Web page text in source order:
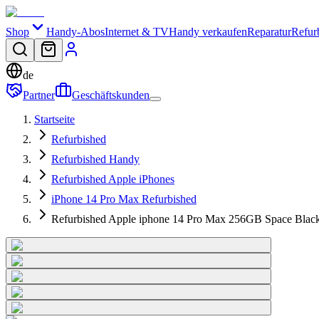
Shop Handy-AbosInternet & TVHandy verkaufenReparatur
de
Partner
Geschäftskunden
Startseite
Refurbished
Refurbished Handy
Refurbished Apple iPhones
iPhone 14 Pro Max Refurbished
Refurbished Apple iphone 14 Pro Max 256GB Space